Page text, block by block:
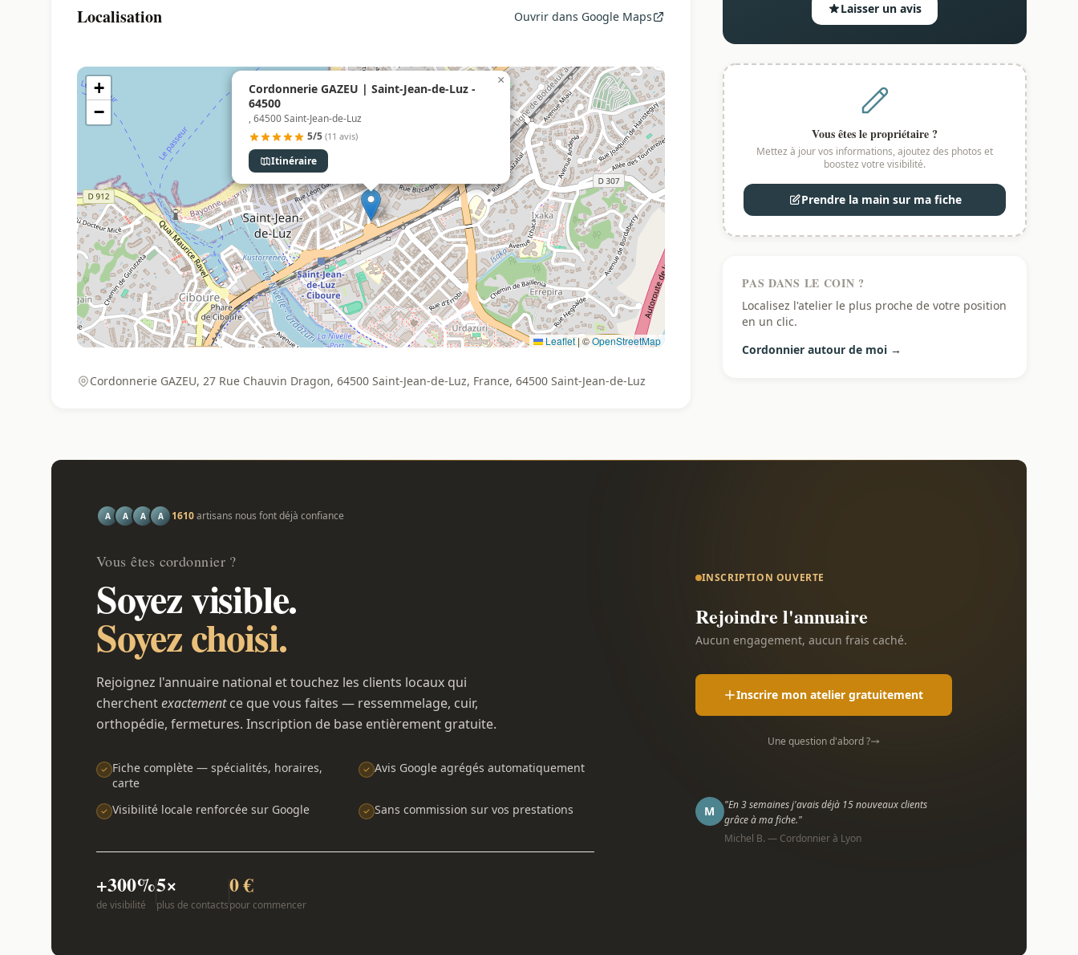
Localisation Ouvrir dans Google Maps
Cordonnerie GAZEU | Saint-Jean-de-Luz -
64500
, 64500 Saint-Jean-de-Luz
5/5 (11 avis)
Itinéraire
×
+
−
Leaflet |©OpenStreetMap
Cordonnerie GAZEU, 27 Rue Chauvin Dragon, 64500 Saint-Jean-de-Luz, France, 64500 Saint-Jean-de-Luz
Laisser un avis
Vous êtes le propriétaire ?
Mettez à jour vos informations, ajoutez des photos et
boostez votre visibilité.
Prendre la main sur ma fiche
PAS DANS LE COIN ?
Localisez l'atelier le plus proche de votre position
en un clic.
Cordonnier autour de moi →
A A A A 1610artisans nous font déjà confiance
Vous êtes cordonnier ?
Soyez visible.
Soyez choisi.
Rejoignez l'annuaire national et touchez les clients locaux qui
cherchentexactementce que vous faites — ressemmelage, cuir,
orthopédie, fermetures. Inscription de base entièrement gratuite.
Fiche complète — spécialités, horaires,
carte
Avis Google agrégés automatiquement
Visibilité locale renforcée sur Google Sans commission sur vos prestations
+300%
de visibilité
5×
plus de contacts
0 €
pour commencer
INSCRIPTION OUVERTE
Rejoindre l'annuaire
Aucun engagement, aucun frais caché.
Inscrire mon atelier gratuitement
Une question d'abord ?
M
"En 3 semaines j'avais déjà 15 nouveaux clients
grâce à ma fiche."
Michel B. — Cordonnier à Lyon